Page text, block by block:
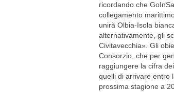
ricordando che
collegamento
unirà Olbia-Isola
alternativamente, gli
Civitavecchia». Gli
Consorzio, che per
raggiungere la cifra
quelli di arrivare entro
prossima stagione a